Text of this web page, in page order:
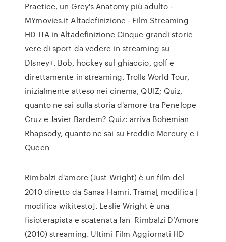
Practice, un Grey's Anatomy più adulto -
MYmovies.it Altadefinizione - Film Streaming
HD ITA in Altadefinizione Cinque grandi storie
vere di sport da vedere in streaming su
DIsney+. Bob, hockey sul ghiaccio, golf e
direttamente in streaming. Trolls World Tour,
inizialmente atteso nei cinema, QUIZ; Quiz,
quanto ne sai sulla storia d'amore tra Penelope
Cruz e Javier Bardem? Quiz: arriva Bohemian
Rhapsody, quanto ne sai su Freddie Mercury e i
Queen
Rimbalzi d'amore (Just Wright) è un film del
2010 diretto da Sanaa Hamri. Trama[ modifica |
modifica wikitesto]. Leslie Wright è una
fisioterapista e scatenata fan Rimbalzi D’Amore
(2010) streaming. Ultimi Film Aggiornati HD